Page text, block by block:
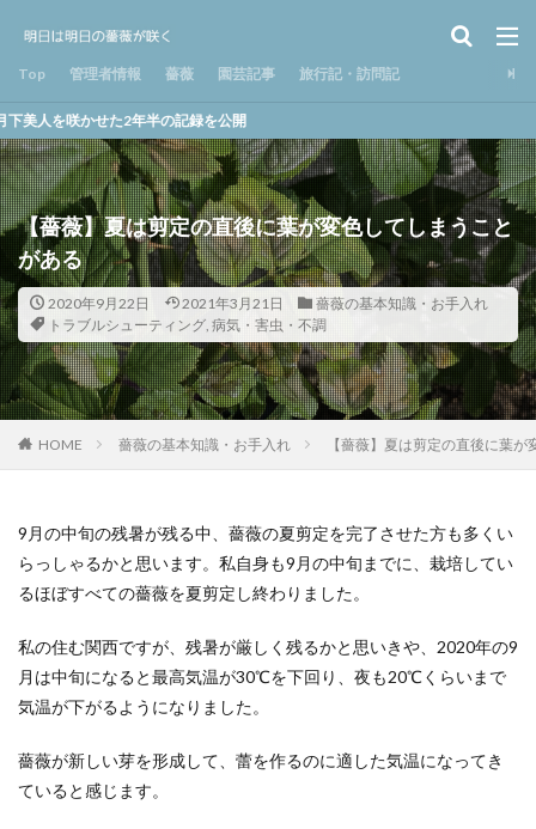
Top 管理者情報 薔薇 園芸記事 旅行記・訪問記
半の記録を公開
【薔薇】夏は剪定の直後に葉が変色してしまうこと
がある
2020年9月22日 2021年3月21日
薔薇の基本知識・お手入れ
トラブルシューティング, 病気・害虫・不調
HOME 薔薇の基本知識・お手入れ 【薔薇】夏は剪定の直後に葉
9月の中旬の残暑が残る中、薔薇の夏剪定を完了させた方も多くい
らっしゃるかと思います。私自身も9月の中旬までに、栽培してい
るほぼすべての薔薇を夏剪定し終わりました。
私の住む関西ですが、残暑が厳しく残るかと思いきや、2020年の9
月は中旬になると最高気温が30℃を下回り、夜も20℃くらいまで
気温が下がるようになりました。
薔薇が新しい芽を形成して、蕾を作るのに適した気温になってき
ていると感じます。